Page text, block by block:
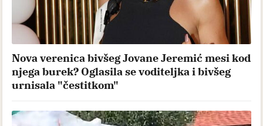
Nova verenica bivšeg Jovane Jeremić mesi kod
njega burek? Oglasila se voditeljka i bivšeg
urnisala "čestitkom"